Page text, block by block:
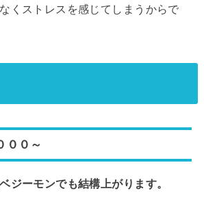
くストレスを感じてしまうからで
００～
ジーモンでも結構上がります。